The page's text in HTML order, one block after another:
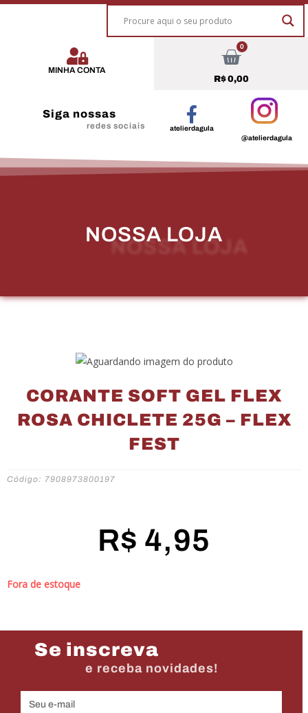
MINHA CONTA
0
R$0,00
Siga nossas
redes sociais
atelierdagula
@atelierdagula
NOSSA LOJA
CORANTE SOFT GEL FLEX
ROSA CHICLETE 25G – FLEX
FEST
Código: 7908973800197
R$ 4,95
Fora de estoque
Se inscreva
e receba novidades!